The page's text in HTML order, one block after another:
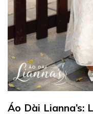
Áo Dài Lianna’s: